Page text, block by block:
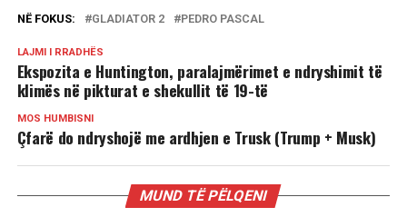
NË FOKUS: GLADIATOR 2 PEDRO PASCAL
LAJMI I RRADHËS
Ekspozita e Huntington, paralajmërimet e ndryshimit të
klimës në pikturat e shekullit të 19-të
MOS HUMBISNI
Çfarë do ndryshojë me ardhjen e Trusk (Trump + Musk)
MUND TË PËLQENI